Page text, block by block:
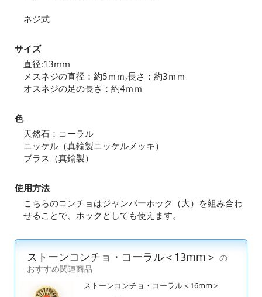
ネジ式
サイズ
直径:13mm
メスネジの直径：約5ｍｍ,長さ：約3ｍｍ
オスネジの足の長さ：約4ｍｍ
色
天然石：コーラル
ニッケル（真鍮製ニッケルメッキ）
ブラス（真鍮製）
使用方法
こちらのコンチョはジャンパーホック（大）を組み合わ
せることで、ホックとしても使えます。
ストーンコンチョ・コーラル＜13mm＞ の
おすすめ関連商品
ストーンコンチョ・コーラル＜16mm＞